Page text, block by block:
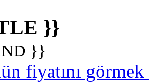
}}
}}
fiyatını